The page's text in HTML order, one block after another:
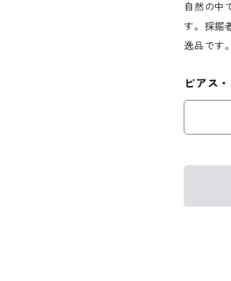
自然の中
す。採掘
逸品です。
ピアス